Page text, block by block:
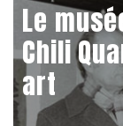
Le
Chili
art